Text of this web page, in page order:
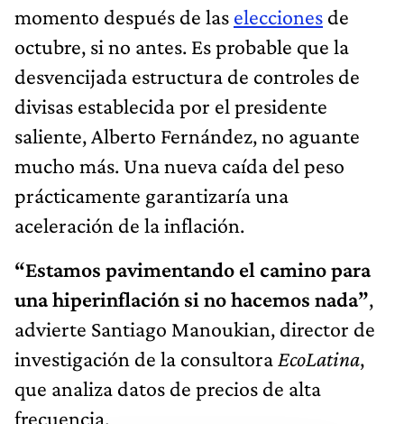
momento después de las elecciones de
octubre, si no antes. Es probable que la
desvencijada estructura de controles de
divisas establecida por el presidente
saliente, Alberto Fernández, no aguante
mucho más. Una nueva caída del peso
prácticamente garantizaría una
aceleración de la inflación.
“Estamos pavimentando el camino para
una hiperinflación si no hacemos nada”,
advierte Santiago Manoukian, director de
investigación de la consultora EcoLatina,
que analiza datos de precios de alta
frecuencia.